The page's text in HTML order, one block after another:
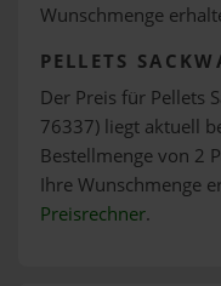
Wunschmenge
PELLETS
Der Preis für Pellets
76337) liegt aktuell
Bestellmenge von 2
Ihre Wunschmenge
Preisrechner.